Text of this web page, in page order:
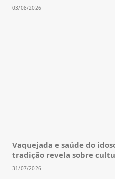
03/08/2026
Vaquejada e saúde do
tradição revela sobre
31/07/2026